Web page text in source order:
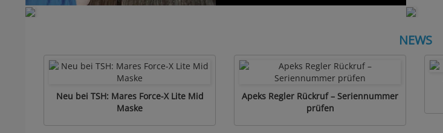
NEWS
Neu bei TSH: Mares Force-X Lite Mid
Maske
Apeks Regler Rückruf – Seriennummer
prüfen